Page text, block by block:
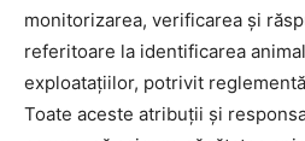
monitorizarea, verificarea și
referitoare la identificarea
exploatațiilor, potrivit
Toate aceste atribuții și